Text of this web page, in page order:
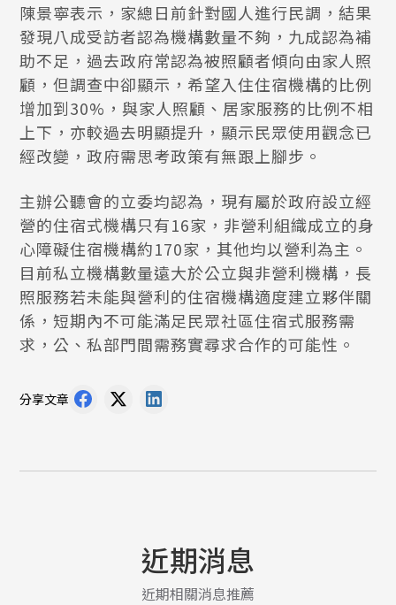
陳景寧表示，家總日前針對國人進行民調，結果
發現八成受訪者認為機構數量不夠，九成認為補
助不足，過去政府常認為被照顧者傾向由家人照
顧，但調查中卻顯示，希望入住住宿機構的比例
增加到30%，與家人照顧、居家服務的比例不相
上下，亦較過去明顯提升，顯示民眾使用觀念已
經改變，政府需思考政策有無跟上腳步。
主辦公聽會的立委均認為，現有屬於政府設立經
營的住宿式機構只有16家，非營利組織成立的身
心障礙住宿機構約170家，其他均以營利為主。
目前私立機構數量遠大於公立與非營利機構，長
照服務若未能與營利的住宿機構適度建立夥伴關
係，短期內不可能滿足民眾社區住宿式服務需
求，公、私部門間需務實尋求合作的可能性。
分享文章
近期消息
近期相關消息推薦